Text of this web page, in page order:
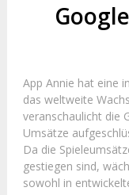
App Annie hat eine
das weltweite
veranschaulicht die
Umsätze
Da die
gestiegen sind,
sowohl in